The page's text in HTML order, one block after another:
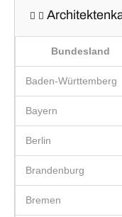
Bundesland
Baden-Württemberg
Bayern
Berlin
Brandenburg
Bremen